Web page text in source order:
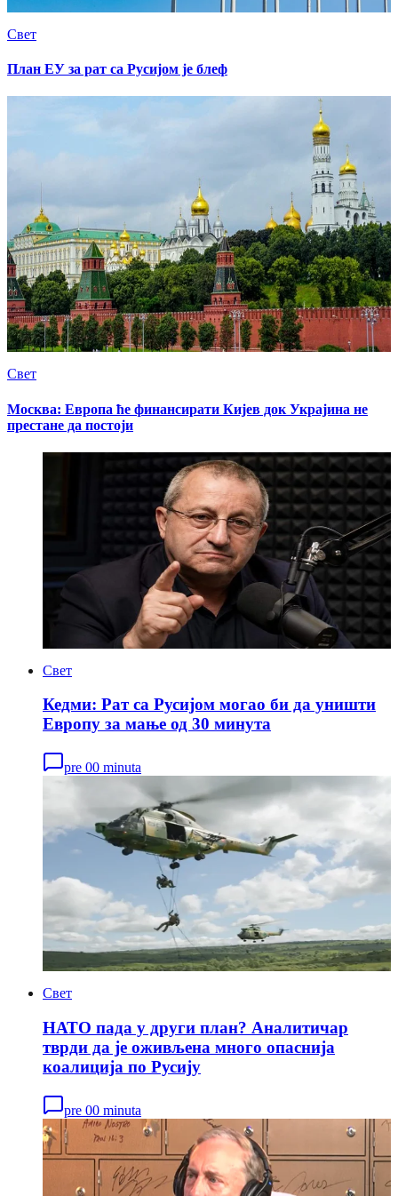
Свет
План ЕУ за рат са Русијом је блеф
Свет
Москва: Европа ће финансирати Кијев док Украјина не
престане да постоји
Свет
Кедми: Рат са Русијом могао би да уништи
Европу за мање од 30 минута
pre 00 minuta
Свет
НАТО пада у други план? Аналитичар
тврди да је оживљена много опаснија
коалиција по Русију
pre 00 minuta